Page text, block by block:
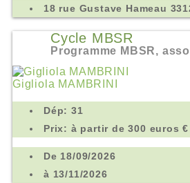
18 rue Gustave Hameau
Cycle MBSR
Programme MBSR,
Gigliola MAMBRINI
Dép: 31
Prix: à partir de 300 euros €
De 18/09/2026
à 13/11/2026